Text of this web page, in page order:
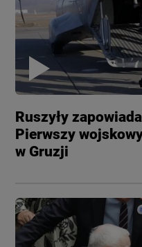
Ruszyły
Pierwszy
w Gruzji